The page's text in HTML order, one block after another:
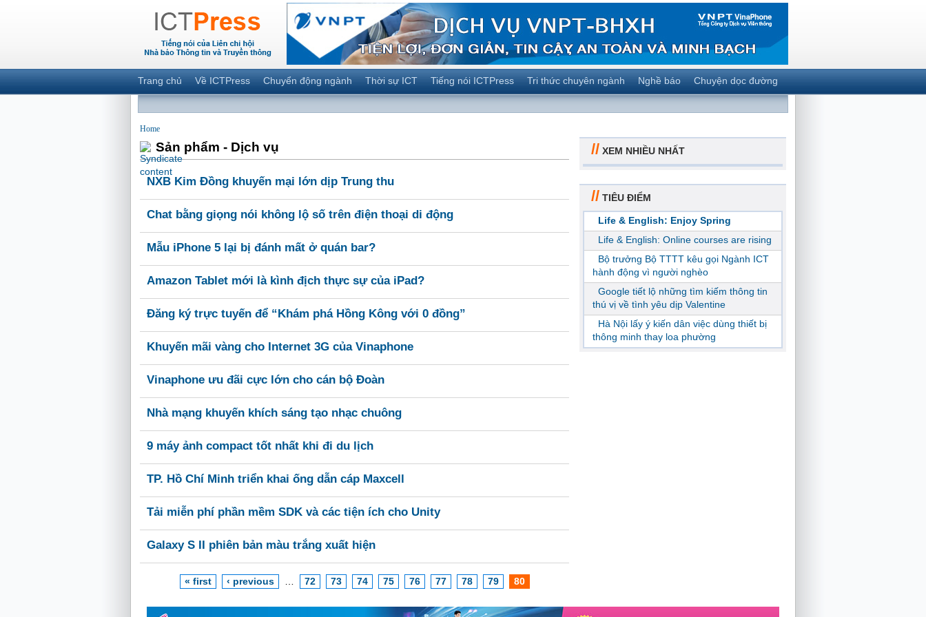
Trang chủ Về ICTPress Chuyển động ngành Thời sự ICT Tiếng nói ICTPress Tri thức chuyên ngành Nghề báo Chuyện dọc đường
Home
Sản phẩm - Dịch vụ
NXB Kim Đồng khuyến mại lớn dịp Trung thu
Chat bằng giọng nói không lộ số trên điện thoại di động
Mẫu iPhone 5 lại bị đánh mất ở quán bar?
Amazon Tablet mới là kình địch thực sự của iPad?
Đăng ký trực tuyến để “Khám phá Hồng Kông với 0 đồng”
Khuyến mãi vàng cho Internet 3G của Vinaphone
Vinaphone ưu đãi cực lớn cho cán bộ Đoàn
Nhà mạng khuyến khích sáng tạo nhạc chuông
9 máy ảnh compact tốt nhất khi đi du lịch
TP. Hồ Chí Minh triển khai ống dẫn cáp Maxcell
Tải miễn phí phần mềm SDK và các tiện ích cho Unity
Galaxy S II phiên bản màu trắng xuất hiện
« first ‹ previous 72 73 74 75 76 77 78 79 80
// XEM NHIỀU NHẤT
// TIÊU ĐIỂM
Life & English: Enjoy Spring
Life & English: Online courses are rising
Bộ trưởng Bộ TTTT kêu gọi Ngành ICT
hành động vì người nghèo
Google tiết lộ những tìm kiếm thông tin
thú vị về tình yêu dịp Valentine
Hà Nội lấy ý kiến dân việc dùng thiết bị
thông minh thay loa phường